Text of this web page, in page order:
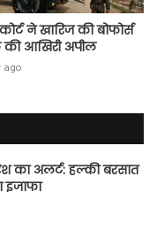
ने खारिज की बोफोर्स
की आखिरी अपील
ago
का अलर्ट: हल्की बरसात
इजाफा